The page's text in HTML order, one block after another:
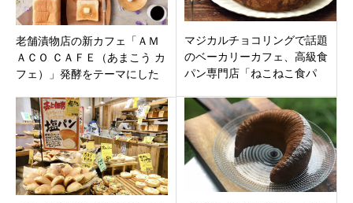
老舗漬物店の新カフェ「ＡＭ
ＡＣＯ ＣＡＦＥ（あまこう カ
フェ）」発酵をテーマにした
ン。京都市中京区８月１日オ
ープン
マジカルチョコリングで話題
のベーカリーカフェ、高級食
パン専門店「ねこねこ食パ
ティーク 日向店」宮崎県日向
市アフランシール日向店内に
12月2日オープン